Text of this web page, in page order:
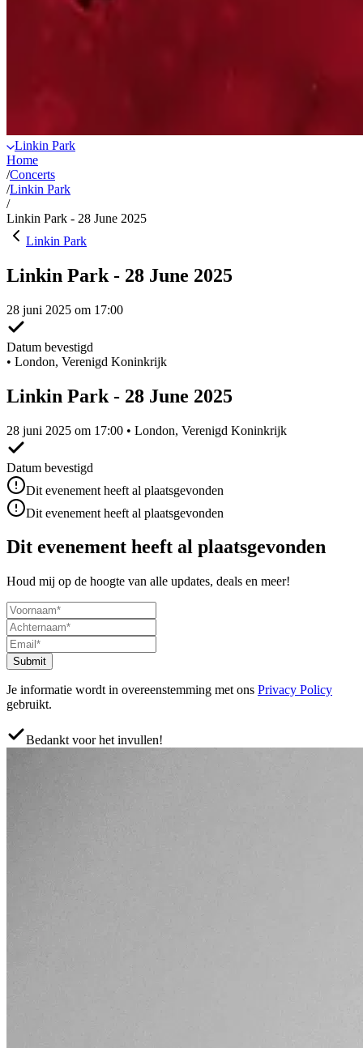
Linkin Park
Home
/Concerts
/Linkin Park
/
Linkin Park - 28 June 2025
Linkin Park
Linkin Park - 28 June 2025
28 juni 2025 om 17:00
Datum bevestigd
• London, Verenigd Koninkrijk
Linkin Park - 28 June 2025
28 juni 2025 om 17:00 • London, Verenigd Koninkrijk
Datum bevestigd
Dit evenement heeft al plaatsgevonden
Dit evenement heeft al plaatsgevonden
Dit evenement heeft al plaatsgevonden
Houd mij op de hoogte van alle updates, deals en meer!
Submit
Je informatie wordt in overeenstemming met ons Privacy Policy
gebruikt.
Bedankt voor het invullen!